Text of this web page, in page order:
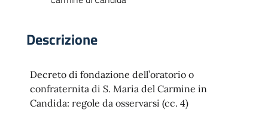
Descrizione
Decreto di fondazione dell’oratorio o
confraternita di S. Maria del Carmine in
Candida: regole da osservarsi (cc. 4)